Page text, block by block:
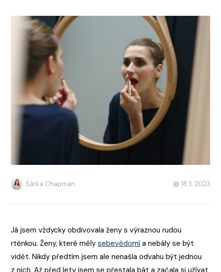
Šárka Chapman 18.3. 2023
Já jsem vždycky obdivovala ženy s výraznou rudou
rtěnkou. Ženy, které mělysebevědomí a nebály se být
vidět. Nikdy předtím jsem ale nenašla odvahu být jednou